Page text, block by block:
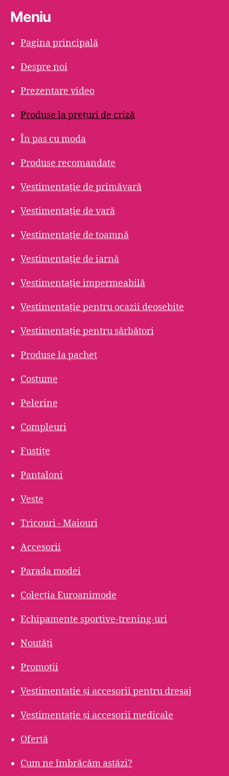
Meniu
Pagina principală
Despre noi
Prezentare video
Produse la prețuri de criză
În pas cu moda
Produse recomandate
Vestimentație de primăvară
Vestimentație de vară
Vestimentație de toamnă
Vestimentație de iarnă
Vestimentație impermeabilă
Vestimentație pentru ocazii deosebite
Vestimentație pentru sărbători
Produse la pachet
Costume
Pelerine
Compleuri
Fustițe
Pantaloni
Veste
Tricouri - Maiouri
Accesorii
Parada modei
Colecția Euroanimode
Echipamente sportive-trening-uri
Noutăți
Promoții
Vestimentatie și accesorii pentru dresaj
Vestimentație și accesorii medicale
Ofertă
Cum ne îmbrăcăm astăzi?